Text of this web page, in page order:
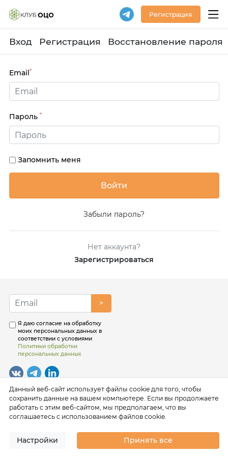
Регистрация
Вход Регистрация Восстановление пароля
Email*
Пароль *
Запомнить меня
Забыли пароль?
Нет аккаунта?
Зарегистрироваться
>
Я даю согласие на обработку
моих персональных данных в
соответствии с условиями
Политики обработки
персональных данных
Данный веб-сайт использует файлы cookie для того, чтобы
сохранить данные на вашем компьютере. Если вы продолжаете
работать с этим веб-сайтом, мы предполагаем, что вы
соглашаетесь с использованием файлов cookie.
Настройки Принять все